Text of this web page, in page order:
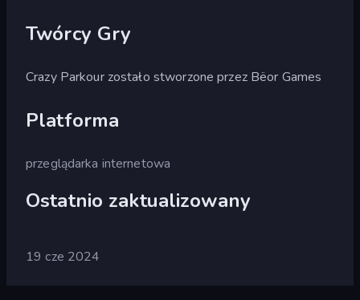
Twórcy Gry
Crazy Parkour zostało stworzone przez Bëor Games
Platforma
przeglądarka internetowa
Ostatnio zaktualizowany
19 cze 2024